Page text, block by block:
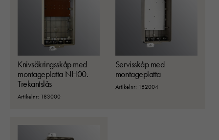
Knivsäkringsskåp med
montageplatta NH00.
Trekantslås
Artikelnr: 183000
Servisskåp med
montageplatta
Artikelnr: 182004